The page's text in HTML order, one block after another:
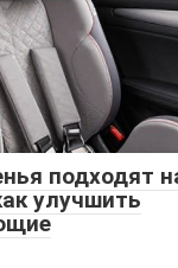
подходят
улучшить